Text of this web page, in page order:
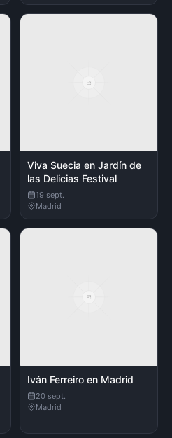
Viva Suecia en Jardín de
las Delicias Festival
19 sept.
Madrid
Iván Ferreiro en Madrid
20 sept.
Madrid